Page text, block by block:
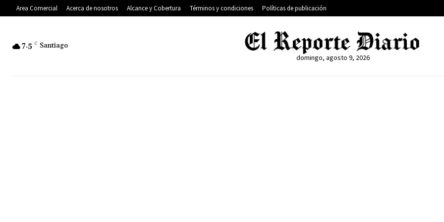
Area Comercial Acerca de nosotros Alcance y Cobertura Términos y condiciones Políticas de publicación
7.5 C Santiago
domingo, agosto 9, 2026